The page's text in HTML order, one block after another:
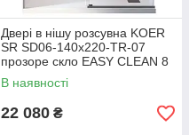
Двері в нішу розсувна KOER
SR SD06-140x220-TR-07
прозоре скло EASY CLEAN 8
мм графіт (KR5369)
В наявності
22 080 ₴